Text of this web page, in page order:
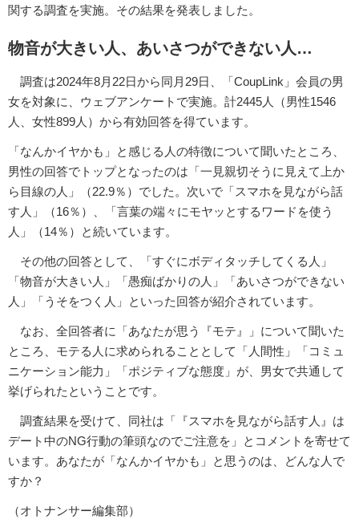
関する調査を実施。その結果を発表しました。
物音が大きい人、あいさつができない人…
調査は2024年8月22日から同月29日、「CoupLink」会員の男
女を対象に、ウェブアンケートで実施。計2445人（男性1546
人、女性899人）から有効回答を得ています。
「なんかイヤかも」と感じる人の特徴について聞いたところ、
男性の回答でトップとなったのは「一見親切そうに見えて上か
ら目線の人」（22.9％）でした。次いで「スマホを見ながら話
す人」（16％）、「言葉の端々にモヤッとするワードを使う
人」（14％）と続いています。
その他の回答として、「すぐにボディタッチしてくる人」
「物音が大きい人」「愚痴ばかりの人」「あいさつができない
人」「うそをつく人」といった回答が紹介されています。
なお、全回答者に「あなたが思う『モテ』」について聞いた
ところ、モテる人に求められることとして「人間性」「コミュ
ニケーション能力」「ポジティブな態度」が、男女で共通して
挙げられたということです。
調査結果を受けて、同社は「『スマホを見ながら話す人』は
デート中のNG行動の筆頭なのでご注意を」とコメントを寄せて
います。あなたが「なんかイヤかも」と思うのは、どんな人で
すか？
（オトナンサー編集部）